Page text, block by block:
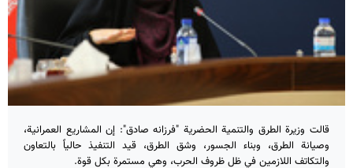
قالت وزيرة الطرق والتنمية الحضرية "فرزانه صادق": إن المشاريع العمرانية،
وصيانة الطرق، وبناء الجسور، وشق الطرق، قيد التنفيذ حالياً بالتعاون
والتكاتف اللازمين في ظل ظروف الحرب، وهي مستمرة بكل قوة.